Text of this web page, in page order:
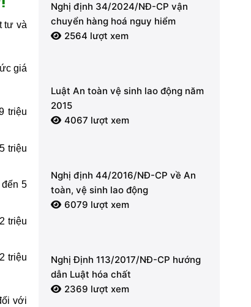
tư và
giá
triệu
triệu
đến 5
triệu
triệu
với
Nghị định 34/2024/NĐ-CP vận
chuyển hàng hoá nguy hiểm
2564 lượt xem
Luật An toàn vệ sinh lao động năm
2015
4067 lượt xem
Nghị định 44/2016/NĐ-CP về An
toàn, vệ sinh lao động
6079 lượt xem
Nghị Định 113/2017/NĐ-CP hướng
dẫn Luật hóa chất
2369 lượt xem